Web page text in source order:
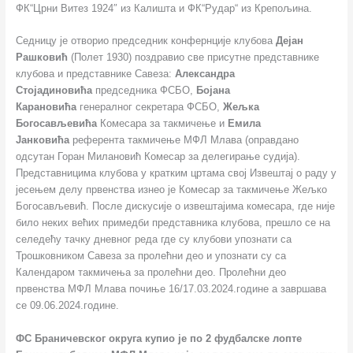
ФК“Црни Витез 1924″ из Калишта и ФК“Рудар“ из Крепољина.
Седницу је отворио председник конфернције клубова Дејан
Рашковић (Полет 1930) поздравио све присутне представнике
клубова и представнике Савеза: Александра
Стојадиновићапредседника ФСБО, Бојана
Карановићагенералног секретара ФСБО, Жељка
БогосављевићаКомесара за такмичење и Емила
Јанковићареферента такмичење МФЛ Млава (оправдано
одсутан Горан Милановић Комесар за делегирање судија).
Представницима клубова у кратким цртама свој Извештај о раду у
јесењем делу првенства изнео је Комесар за такмичење Жељко
Богосављевић. После дискусије о извештајима комесара, где није
било неких већих примедби представника клубова, прешло се на
селедећу тачку дневног реда где су клубови упознати са
Трошковником Савеза за пролећни део и упознати су са
Календаром такмичења за пролећни део. Пролећни део
првенства МФЛ Млава почиње 16/17.03.2024.године а завршава
се 09.06.2024.године.
ФС Браничевског округа купио је по 2 фудбалске лопте